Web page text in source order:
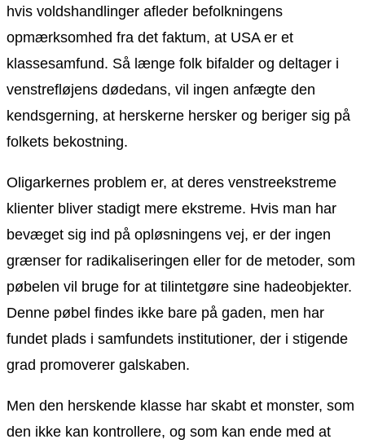
hvis voldshandlinger afleder befolkningens
opmærksomhed fra det faktum, at USA er et
klassesamfund. Så længe folk bifalder og deltager i
venstrefløjens dødedans, vil ingen anfægte den
kendsgerning, at herskerne hersker og beriger sig på
folkets bekostning.
Oligarkernes problem er, at deres venstreekstreme
klienter bliver stadigt mere ekstreme. Hvis man har
bevæget sig ind på opløsningens vej, er der ingen
grænser for radikaliseringen eller for de metoder, som
pøbelen vil bruge for at tilintetgøre sine hadeobjekter.
Denne pøbel findes ikke bare på gaden, men har
fundet plads i samfundets institutioner, der i stigende
grad promoverer galskaben.
Men den herskende klasse har skabt et monster, som
den ikke kan kontrollere, og som kan ende med at